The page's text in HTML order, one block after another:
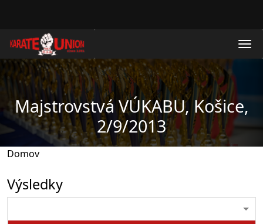
Majstrovstvá VÚKABU, Košice,
2/9/2013
Domov
Výsledky